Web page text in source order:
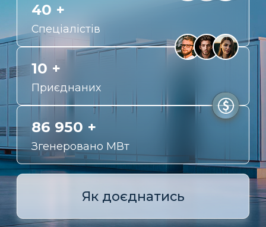
40 +
Спеціалістів
10 +
Приєднаних
86 950 +
Згенеровано МВт
Як доєднатись